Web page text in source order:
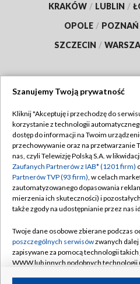
KRAKÓW / LUBLIN /
OPOLE / POZNAŃ
SZCZECIN /
Abonament TVP
Emisja w TVP
Centrum informacji TVP
Naziemna Telewizja Cyfrowa
Rada Programowa
System NOS
Informacje o nadawcy
Polityka
Moje
Szanujemy Twoją prywatność
Kliknij "Akceptuję i przechodzę do
korzystanie z technologii
dostęp do informacji na Twoim
przechowywanie oraz na przetwarzanie
nas, czyli Telewizję Polską S.A. w
Zaufanych Partnerów z IAB* (1201 firm)
Partnerów TVP (93 firm), w celach
zautomatyzowanego dopasowania
mierzenia ich skuteczności) i
także zgody na udostępnianie przez nas
Twoje dane osobowe zbierane podczas
poszczególnych serwisówzwanych
zapisywane za pomocą technologii
WWW lub innych podobnych